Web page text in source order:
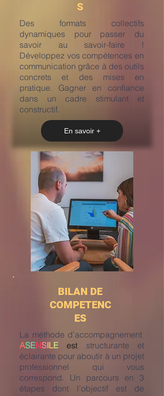
S
​Des formats collectifs
dynamiques pour passer du
savoir au savoir-faire !
Développez vos compétences en
communication grâce à des outils
concrets et des mises en
pratique. Gagner en confiance
dans un cadre stimulant et
constructif.
En savoir +
BILAN DE
COMPETENC
ES
La méthode d’accompagnement
ASENSILE est
structurante et
éclairante pour aboutir à un projet
professionnel qui vous
correspond. Un parcours en 3
étapes dont l’objectif est de